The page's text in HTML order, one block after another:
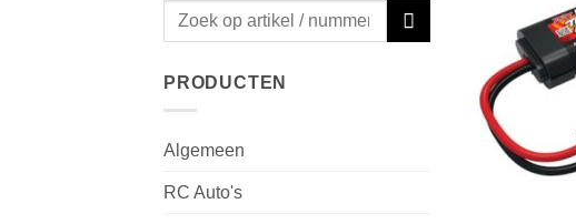
Zoeken
PRODUCTEN
Algemeen
RC Auto's